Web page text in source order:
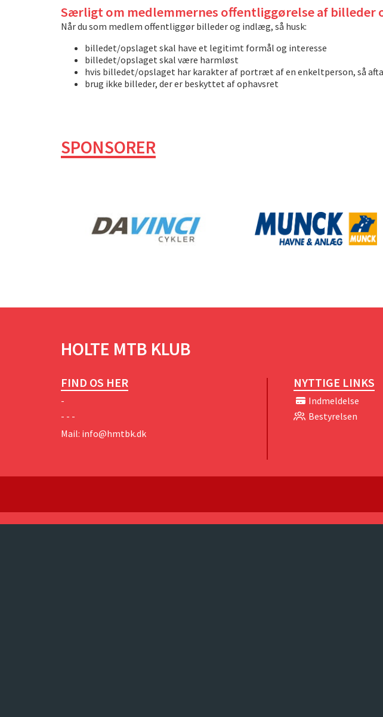
Særligt om medlemmernes offentliggørelse af billeder
Når du som medlem offentliggør billeder og indlæg, så husk:
billedet/opslaget skal have et legitimt formål og interesse
billedet/opslaget skal være harmløst
hvis billedet/opslaget har karakter af portræt af en enkeltperson, så
brug ikke billeder, der er beskyttet af ophavsret
SPONSORER
HOLTE MTB KLUB
FIND OS HER
-
- - -
Mail: info@hmtbk.dk
NYTTIGE LINKS
Indmeldelse
Bestyrelsen